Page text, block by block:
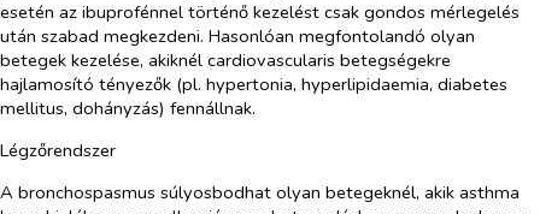
esetén az ibuprofénnel történő kezelést csak gondos mérlegelés
után szabad megkezdeni. Hasonlóan megfontolandó olyan
betegek kezelése, akiknél cardiovascularis betegségekre
hajlamosító tényezők (pl. hypertonia, hyperlipidaemia, diabetes
mellitus, dohányzás) fennállnak.
Légzőrendszer
A bronchospasmus súlyosbodhat olyan betegeknél, akik asthma